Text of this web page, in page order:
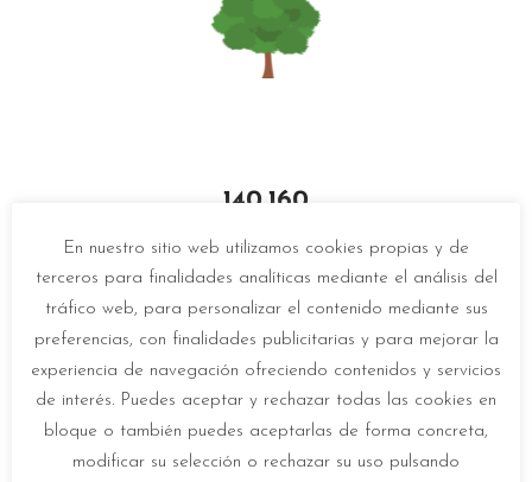
140.160
árvores(420.480 metros quadrados)
En nuestro sitio web utilizamos cookies propias y de
terceros para finalidades analíticas mediante el análisis del
tráfico web, para personalizar el contenido mediante sus
preferencias, con finalidades publicitarias y para mejorar la
experiencia de navegación ofreciendo contenidos y servicios
de interés. Puedes aceptar y rechazar todas las cookies en
bloque o también puedes aceptarlas de forma concreta,
modificar su selección o rechazar su uso pulsando